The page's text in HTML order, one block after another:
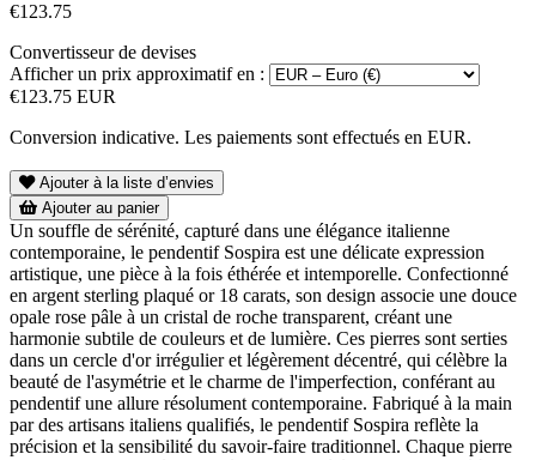
€123.75
Convertisseur de devises
Afficher un prix approximatif en :
€123.75 EUR
Conversion indicative. Les paiements sont effectués en EUR.
Ajouter à la liste d’envies
Ajouter au panier
Un souffle de sérénité, capturé dans une élégance italienne
contemporaine, le pendentif Sospira est une délicate expression
artistique, une pièce à la fois éthérée et intemporelle. Confectionné
en argent sterling plaqué or 18 carats, son design associe une douce
opale rose pâle à un cristal de roche transparent, créant une
harmonie subtile de couleurs et de lumière. Ces pierres sont serties
dans un cercle d'or irrégulier et légèrement décentré, qui célèbre la
beauté de l'asymétrie et le charme de l'imperfection, conférant au
pendentif une allure résolument contemporaine. Fabriqué à la main
par des artisans italiens qualifiés, le pendentif Sospira reflète la
précision et la sensibilité du savoir-faire traditionnel. Chaque pierre